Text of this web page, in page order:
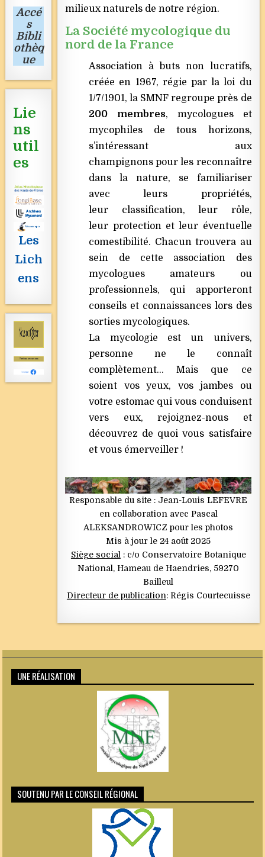
milieux naturels de notre région.
La Société mycologique du
nord de la France
Association à buts non lucratifs,
créée en 1967, régie par la loi du
1/7/1901, la SMNF regroupe près de
200 membres, mycologues et
mycophiles de tous horizons,
s’intéressant aux
champignons pour les reconnaître
dans la nature, se familiariser
avec leurs propriétés,
leur classification, leur rôle,
leur protection et leur éventuelle
comestibilité. Chacun trouvera au
sein de cette association des
mycologues amateurs ou
professionnels, qui apporteront
conseils et connaissances lors des
sorties mycologiques.
La mycologie est un univers,
personne ne le connaît
complètement… Mais que ce
soient vos yeux, vos jambes ou
votre estomac qui vous conduisent
vers eux, rejoignez-nous et
découvrez de quoi vous satisfaire
et vous émerveiller !
Responsable du site : Jean-Louis LEFEVRE
en collaboration avec Pascal
ALEKSANDROWICZ pour les photos
Mis à jour le 24 août 2025
Siège social : c/o Conservatoire Botanique
National, Hameau de Haendries, 59270
Bailleul
Directeur de publication: Régis Courtecuisse
Accé
s
Bibli
othèq
ue
Lie
ns
util
es
Les
Lich
ens
UNE RÉALISATION
SOUTENU PAR LE CONSEIL RÉGIONAL